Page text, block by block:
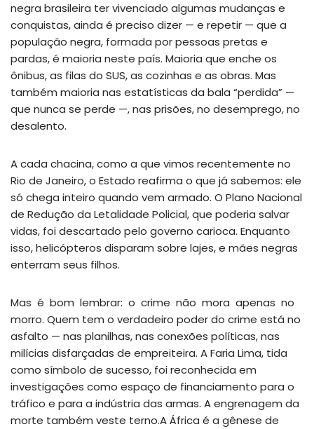
negra brasileira ter vivenciado algumas mudanças e
conquistas, ainda é preciso dizer — e repetir — que a
população negra, formada por pessoas pretas e
pardas, é maioria neste país. Maioria que enche os
ônibus, as filas do SUS, as cozinhas e as obras. Mas
também maioria nas estatísticas da bala “perdida” —
que nunca se perde —, nas prisões, no desemprego, no
desalento.
A cada chacina, como a que vimos recentemente no
Rio de Janeiro, o Estado reafirma o que já sabemos: ele
só chega inteiro quando vem armado. O Plano Nacional
de Redução da Letalidade Policial, que poderia salvar
vidas, foi descartado pelo governo carioca. Enquanto
isso, helicópteros disparam sobre lajes, e mães negras
enterram seus filhos.
Mas é bom lembrar: o crime não mora apenas no
morro. Quem tem o verdadeiro poder do crime está no
asfalto — nas planilhas, nas conexões políticas, nas
milícias disfarçadas de empreiteira. A Faria Lima, tida
como símbolo de sucesso, foi reconhecida em
investigações como espaço de financiamento para o
tráfico e para a indústria das armas. A engrenagem da
morte também veste terno.A África é a gênese de